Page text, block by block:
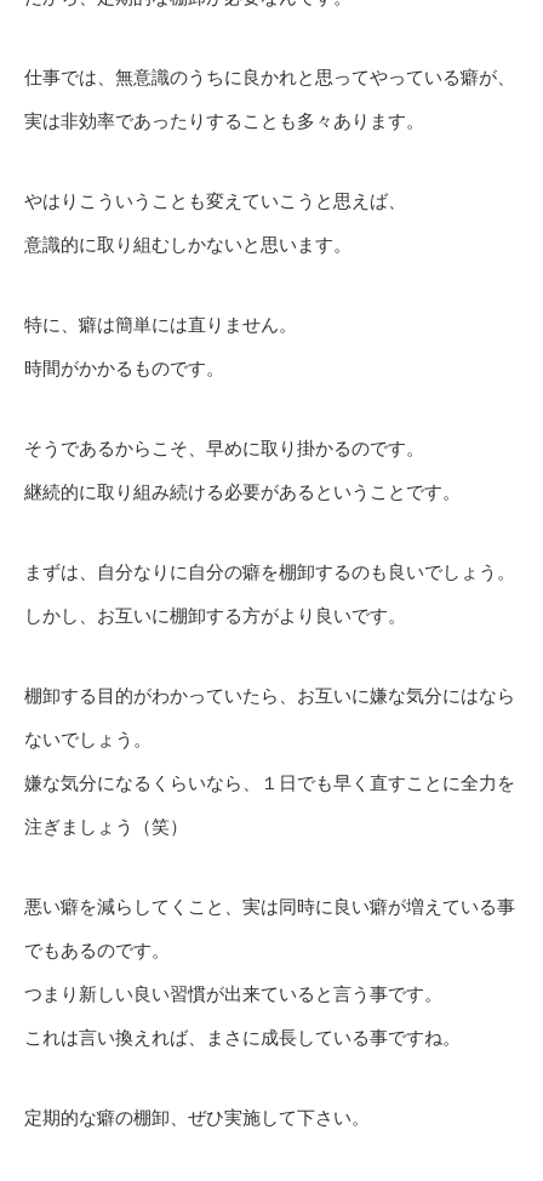
仕事では、無意識のうちに良かれと思ってやっている癖が、
実は非効率であったりすることも多々あります。
やはりこういうことも変えていこうと思えば、
意識的に取り組むしかないと思います。
特に、癖は簡単には直りません。
時間がかかるものです。
そうであるからこそ、早めに取り掛かるのです。
継続的に取り組み続ける必要があるということです。
まずは、自分なりに自分の癖を棚卸するのも良いでしょう。
しかし、お互いに棚卸する方がより良いです。
棚卸する目的がわかっていたら、お互いに嫌な気分にはなら
ないでしょう。
嫌な気分になるくらいなら、１日でも早く直すことに全力を
注ぎましょう（笑）
悪い癖を減らしてくこと、実は同時に良い癖が増えている事
でもあるのです。
つまり新しい良い習慣が出来ていると言う事です。
これは言い換えれば、まさに成長している事ですね。
定期的な癖の棚卸、ぜひ実施して下さい。